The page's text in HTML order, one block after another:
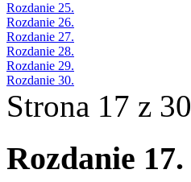
Rozdanie 25.
Rozdanie 26.
Rozdanie 27.
Rozdanie 28.
Rozdanie 29.
Rozdanie 30.
Strona 17 z 30
Rozdanie 17.